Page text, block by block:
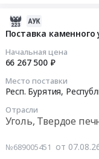
800
Поставка каменного
Начальная цена
66 267 500 ₽
Место поставки
Респ. Бурятия,
Отрасли
Уголь, Твердое
№689005451 от